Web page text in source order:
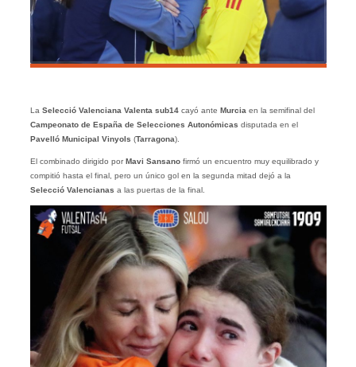
La Selecció Valenciana Valenta sub14 cayó ante Murciaen la semifinal del
Campeonato de España de Selecciones Autonómicas disputada en el
Pavelló Municipal Vinyols (Tarragona).
El combinado dirigido porMavi Sansanofirmó un encuentro muy equilibrado y
compitió hasta el final, pero un único gol en la segunda mitad dejó a la
Selecció Valencianas a las puertas de la final.